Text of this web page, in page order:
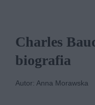
Charles
biografia
Autor: Anna Morawska